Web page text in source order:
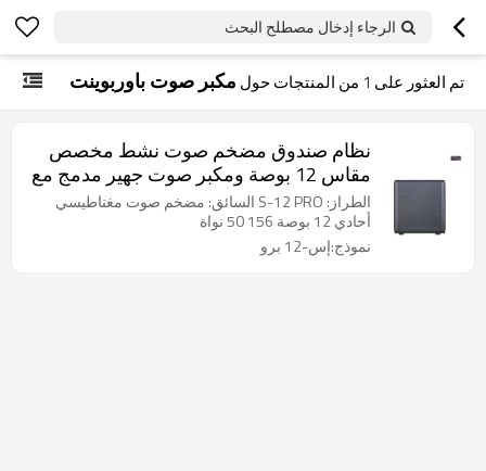
الرجاء إدخال مصطلح البحث
تم العثور على 1 من المنتجات حول مكبر صوت باوربوينت
نظام صندوق مضخم صوت نشط مخصص
مقاس 12 بوصة ومكبر صوت جهير مدمج مع
معالج إشارة رقميةالطراز: S-12 PRO السائق: مضخم صوت مغناطيسي
أحادي 12 بوصة 156 50 نواة
نموذج:إس-12 برو